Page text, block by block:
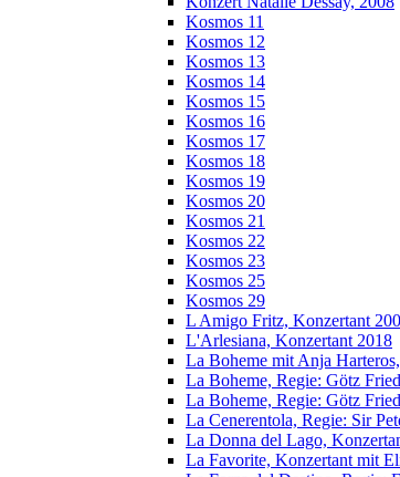
Kosmos 11
Kosmos 12
Kosmos 13
Kosmos 14
Kosmos 15
Kosmos 16
Kosmos 17
Kosmos 18
Kosmos 19
Kosmos 20
Kosmos 21
Kosmos 22
Kosmos 23
Kosmos 25
Kosmos 29
L Amigo Fritz, Konzertant
L'Arlesiana, Konzertant 2018
La Boheme mit Anja
La Boheme, Regie: Götz
La Boheme, Regie: Götz
La Cenerentola, Regie: Sir
La Donna del Lago,
La Favorite, Konzertant mit